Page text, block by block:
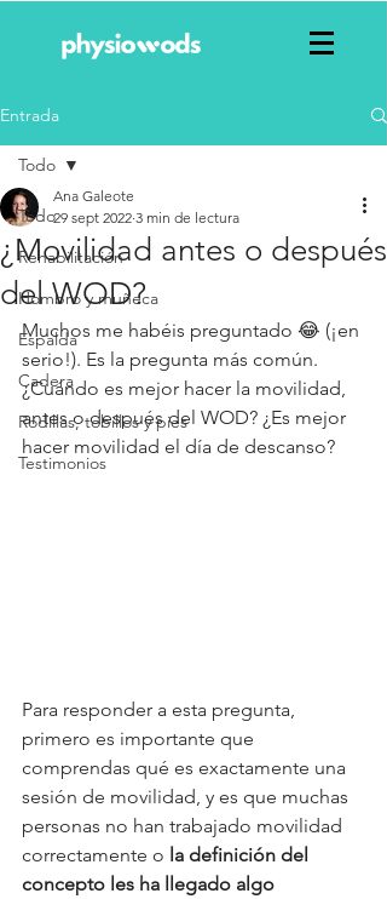
Entrada
Todo
Rehabilitación
Hombro y muñeca
Espalda
Cadera
Rodillas, tobillos y pies
Testimonios
Todo
¿Movilidad antes o después
del WOD?
Ana Galeote
29 sept 2022 3 min de lectura
Muchos me habéis preguntado 😂 (¡en
serio!). Es la pregunta más común.
¿Cuándo es mejor hacer la movilidad,
antes o después del WOD? ¿Es mejor
hacer movilidad el día de descanso?
Para responder a esta pregunta,
primero es importante que
comprendas qué es exactamente una
sesión de movilidad, y es que muchas
personas no han trabajado movilidad
correctamente o la definición del
concepto les ha llegado algo